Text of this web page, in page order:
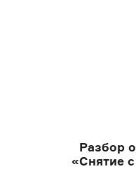
Разбор
«Снятие